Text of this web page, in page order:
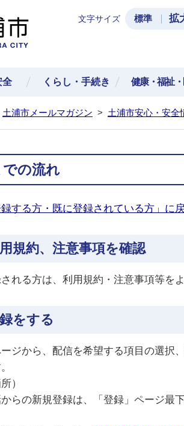
土浦市
文字サイズ 標準 拡
全 くらし・手続き 健康・福祉
土浦市メールマガジン > 土浦市安心・安全
での流れ
録する方・既に登録されている方」に
用規約、注意事項を確認
れる方は、利用規約・注意事項等を
をする
ージから、配信を希望する項目の選
）
らの新規登録は、「登録」ページ最